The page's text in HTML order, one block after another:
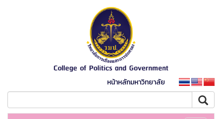
หน้าหลักมหาวิทยาลัย